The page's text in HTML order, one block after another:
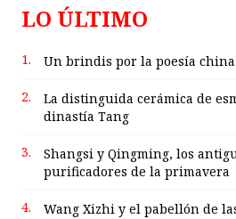
LO ÚLTIMO
1. Un brindis por la poesía china
2.
La distinguida cerámica de
dinastía Tang
3.
Shangsi y Qingming, los
purificadores de la primavera
4. Wang Xizhi y el pabellón de